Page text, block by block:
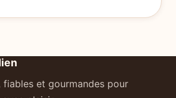
fiables et gourmandes pour